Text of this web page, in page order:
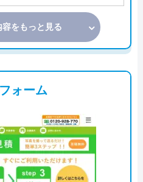
をもっと見る
ォーム